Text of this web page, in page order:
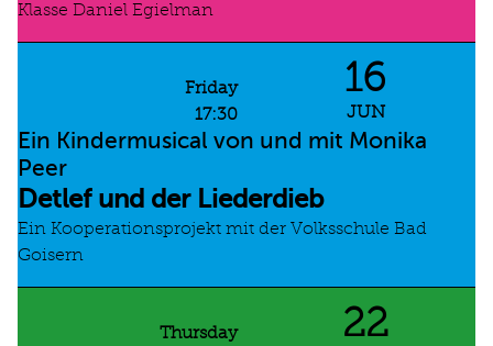
Klasse Daniel Egielman
Friday
17:30
16
JUN
Ein Kindermusical von und mit Monika
Peer
Detlef und der Liederdieb
Ein Kooperationsprojekt mit der Volksschule Bad
Goisern
Thursday
22